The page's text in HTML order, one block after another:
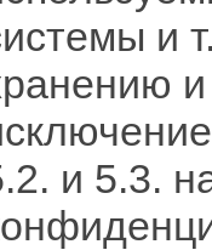
и
и 5.3.